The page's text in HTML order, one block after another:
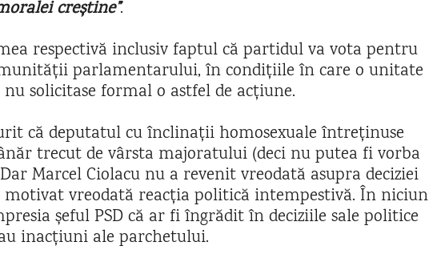
creștine”.
respectivă inclusiv faptul că partidul va vota pentru
parlamentarului, în condițiile în care o unitate
solicitase formal o astfel de acțiune.
că deputatul cu înclinații homosexuale întreținuse
trecut de vârsta majoratului (deci nu putea fi vorba
Marcel Ciolacu nu a revenit vreodată asupra deciziei
motivat vreodată reacția politică intempestivă. În niciun
șeful PSD că ar fi îngrădit în deciziile sale politice
inacțiuni ale parchetului.